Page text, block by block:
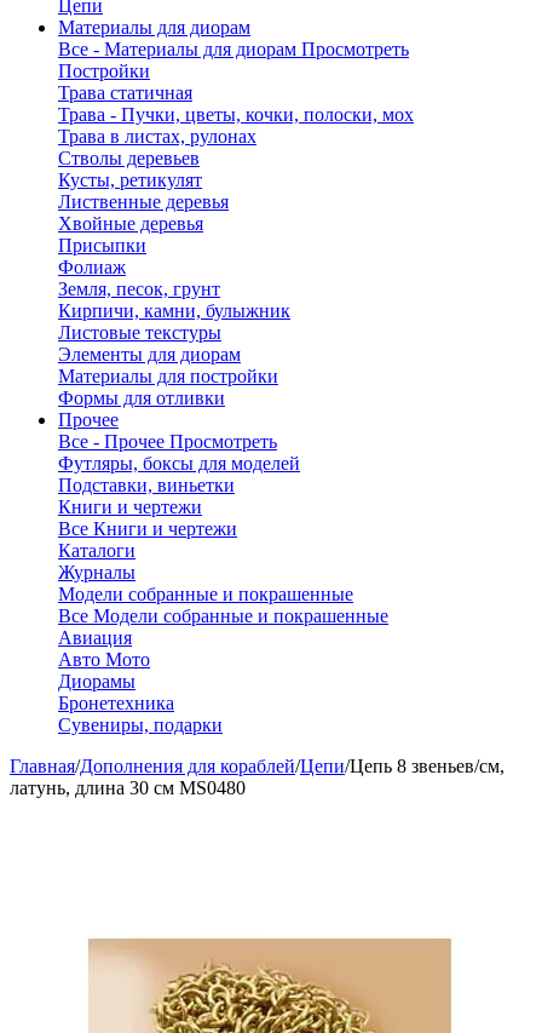
Цепи
Материалы для диорам
Все - Материалы для диорам Просмотреть
Постройки
Трава статичная
Трава - Пучки, цветы, кочки, полоски, мох
Трава в листах, рулонах
Стволы деревьев
Кусты, ретикулят
Лиственные деревья
Хвойные деревья
Присыпки
Фолиаж
Земля, песок, грунт
Кирпичи, камни, булыжник
Листовые текстуры
Элементы для диорам
Материалы для постройки
Формы для отливки
Прочее
Все - Прочее Просмотреть
Футляры, боксы для моделей
Подставки, виньетки
Книги и чертежи
Все Книги и чертежи
Каталоги
Журналы
Модели собранные и покрашенные
Все Модели собранные и покрашенные
Авиация
Авто Мото
Диорамы
Бронетехника
Сувениры, подарки
Главная/Дополнения для кораблей/Цепи/Цепь 8 звеньев/см,
латунь, длина 30 см MS0480